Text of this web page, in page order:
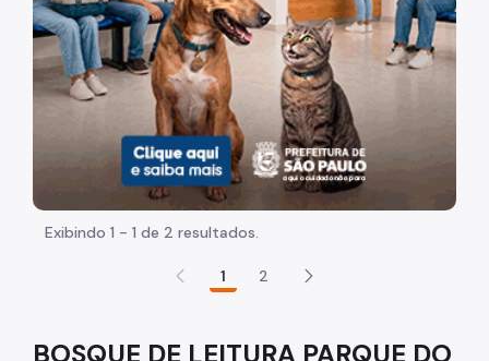
Bibliotecas Lista Geral
Serviço de Extensão
Facebook dos Bosques
Bosques de Leitura
Pq. Anhanguera
Pq. do Carmo
Pq. Cidade de Toronto
Exibindo 1 - 1 de 2 resultados.
1 2
BOSQUE DE LEITURA PARQUE DO